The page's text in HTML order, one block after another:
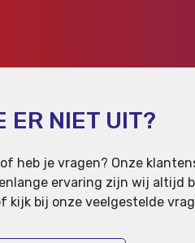
ER NIET UIT?
heb je vragen? Onze
ervaring zijn wij altijd
kijk bij onze veelgestelde